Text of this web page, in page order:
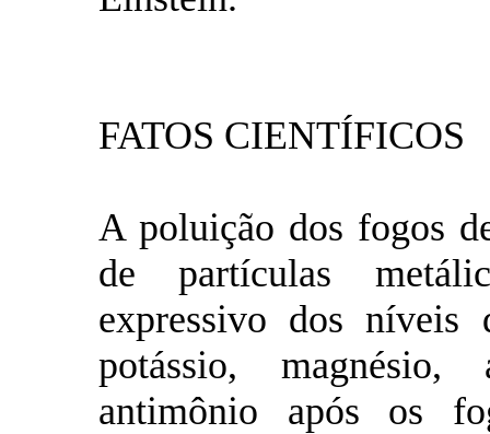
FATOS CIENTÍFICOS
A poluição dos fogos
de partículas
expressivo dos níveis
potássio,
antimônio após os